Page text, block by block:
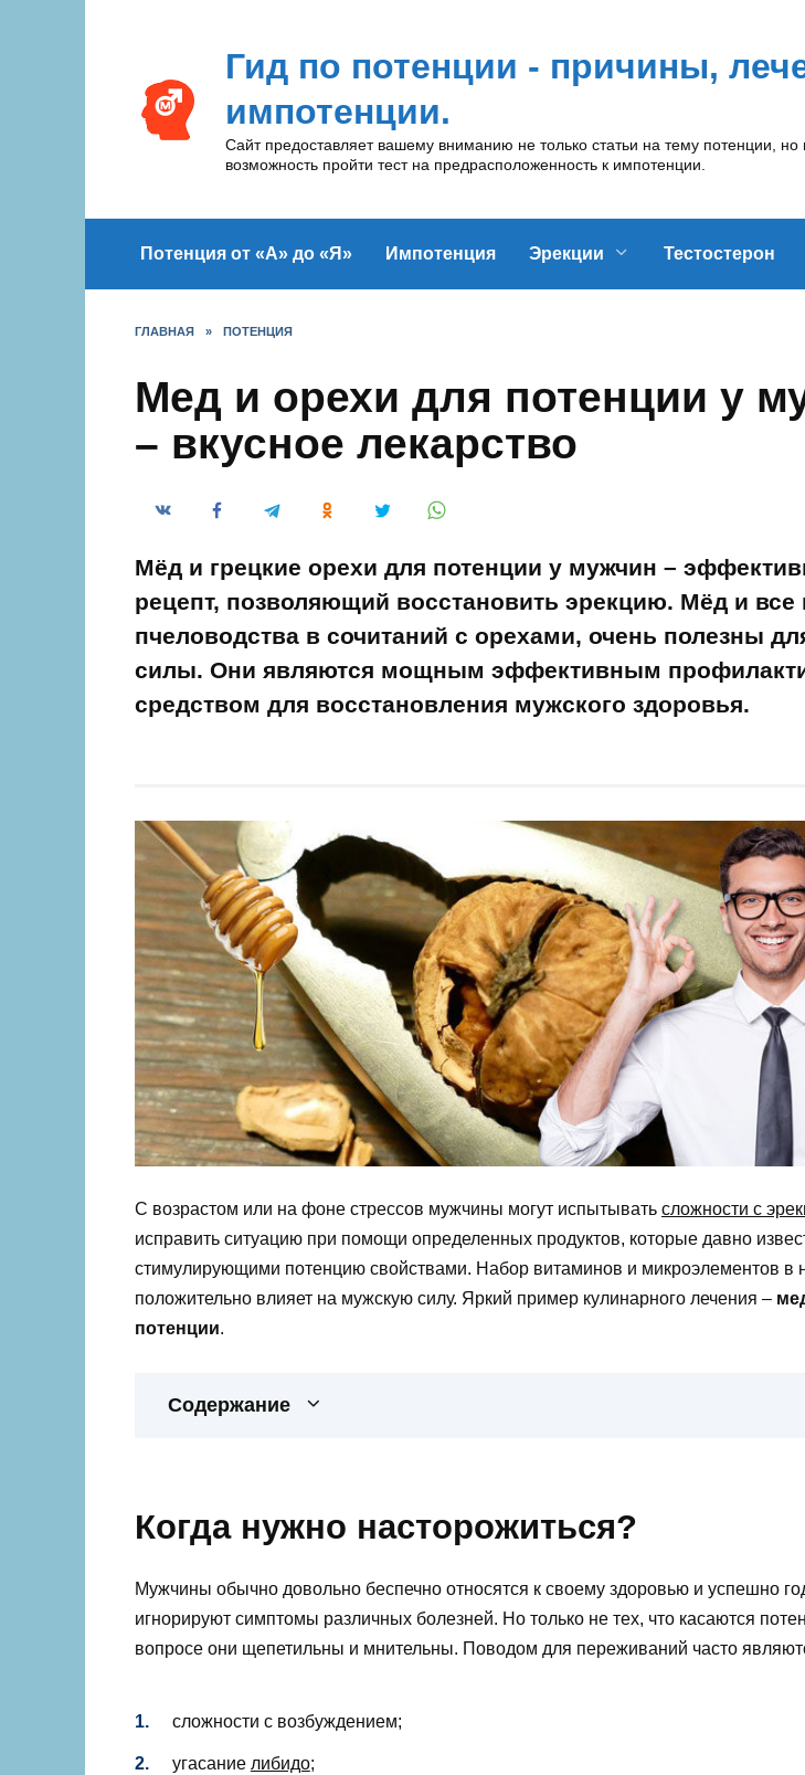
Гид по потенции - причины,
импотенции.
Сайт предоставляет вашему вниманию не только статьи на тему потенции,
возможность пройти тест на предрасположенность к импотенции.
Потенция от «А» до «Я» Импотенция Эрекции Тестостерон
ГЛАВНАЯ » ПОТЕНЦИЯ
Мед и орехи для потенции у
– вкусное лекарство
Мёд и грецкие орехи для потенции у мужчин –
рецепт, позволяющий восстановить эрекцию. Мёд и все
пчеловодства в сочитаний с орехами, очень полезны
силы. Они являются мощным эффективным
средством для восстановления мужского здоровья.
С возрастом или на фоне стрессов мужчины могут испытывать сложности с
исправить ситуацию при помощи определенных продуктов, которые давно
стимулирующими потенцию свойствами. Набор витаминов и микроэлементов в
положительно влияет на мужскую силу. Яркий пример кулинарного лечения –
потенции.
Содержание
Когда нужно насторожиться?
Мужчины обычно довольно беспечно относятся к своему здоровью и успешно
игнорируют симптомы различных болезней. Но только не тех, что касаются
вопросе они щепетильны и мнительны. Поводом для переживаний часто
сложности с возбуждением;
угасание либидо;